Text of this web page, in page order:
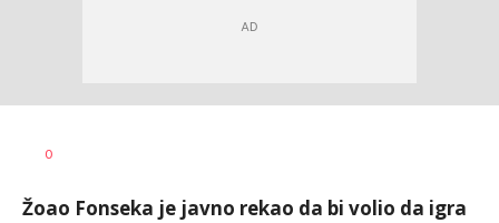
AUTOR
0
Žoao Fonseka je javno rekao da bi volio da igra